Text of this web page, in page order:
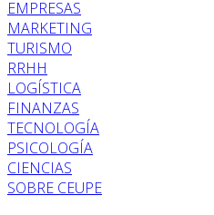
EMPRESAS
MARKETING
TURISMO
RRHH
LOGÍSTICA
FINANZAS
TECNOLOGÍA
PSICOLOGÍA
CIENCIAS
SOBRE CEUPE